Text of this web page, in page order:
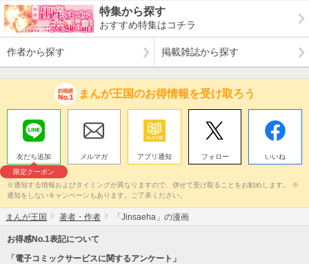
特集から探す
おすすめ特集はコチラ
作者から探す 掲載雑誌から探す
まんが王国のお得情報を受け取ろう
友だち追加
限定クーポン
メルマガ アプリ通知 フォロー いいね
※通知する情報およびタイミングが異なりますので、併せて受け取ることをお勧めします。 ※
通知をしないキャンペーンもあります。ご了承ください。
まんが王国 著者・作者 「Jinsaeha」の漫画
お得感No.1表記について
「電子コミックサービスに関するアンケート」